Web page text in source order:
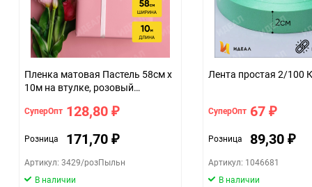
Пленка матовая Пастель 58см х
10м на втулке, розовый
СуперОпт 128,80 ₽
Розница 171,70 ₽
Артикул: 3429/розПыльн
В наличии
Лента простая 2/100
СуперОпт 67 ₽
Розница 89,30 ₽
Артикул: 1046681
В наличии